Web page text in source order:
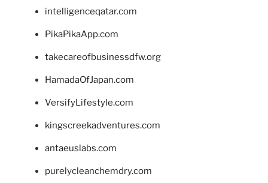
intelligenceqatar.com
PikaPikaApp.com
takecareofbusinessdfw.org
HamadaOfJapan.com
VersifyLifestyle.com
kingscreekadventures.com
antaeuslabs.com
purelycleanchemdry.com